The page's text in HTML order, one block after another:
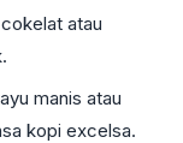
atau
manis atau
kopi excelsa.